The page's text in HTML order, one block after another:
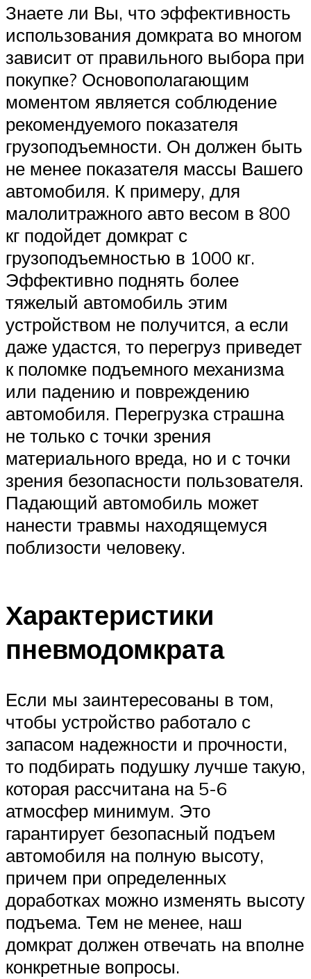
Знаете ли Вы, что эффективность
использования домкрата во многом
зависит от правильного выбора при
покупке? Основополагающим
моментом является соблюдение
рекомендуемого показателя
грузоподъемности. Он должен быть
не менее показателя массы Вашего
автомобиля. К примеру, для
малолитражного авто весом в 800
кг подойдет домкрат с
грузоподъемностью в 1000 кг.
Эффективно поднять более
тяжелый автомобиль этим
устройством не получится, а если
даже удастся, то перегруз приведет
к поломке подъемного механизма
или падению и повреждению
автомобиля. Перегрузка страшна
не только с точки зрения
материального вреда, но и с точки
зрения безопасности пользователя.
Падающий автомобиль может
нанести травмы находящемуся
поблизости человеку.
Характеристики
пневмодомкрата
Если мы заинтересованы в том,
чтобы устройство работало с
запасом надежности и прочности,
то подбирать подушку лучше такую,
которая рассчитана на 5-6
атмосфер минимум. Это
гарантирует безопасный подъем
автомобиля на полную высоту,
причем при определенных
доработках можно изменять высоту
подъема. Тем не менее, наш
домкрат должен отвечать на вполне
конкретные вопросы.